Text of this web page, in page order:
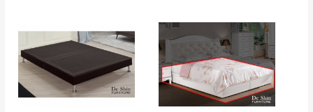
。
。
其它注意事項
本司貨車運送如因路況不佳、天候惡劣、過於偏遠之
丈量，難免會有些許誤差值(約正負0.5CM)
詳細尺寸以實品為主。
非因本公司問題而需退換貨，請於收到貨7日
內通知客服人員(Line@ ID： @dershin ，並
須保持商品全新狀態與完整包裝。鑑賞期間